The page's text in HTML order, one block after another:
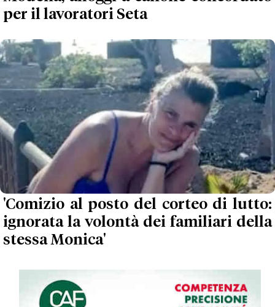
per il lavoratori Seta
'Comizio al posto del corteo di lutto:
ignorata la volontà dei familiari della
stessa Monica'